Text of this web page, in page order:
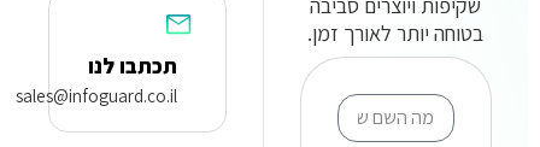
בטוחה יותר לאורך זמן.
תכתבו לנו
sales@infoguard.co.il